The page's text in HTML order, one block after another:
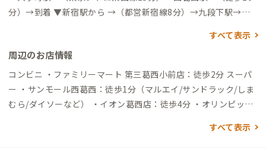
分）→到着 ▼新宿駅から →（都営新宿線8分）→九段下駅→
亀戸駅から →（バス24分）→宇喜田→（徒歩6分）→到着 ▼羽
田空港から →（リムジンバス30分）→葛西駅→（徒歩20分）→
到着 ▼東京ディズニーランド（舞浜駅）から →（電車3分）→
葛西臨海公園駅→（バス16分）→西葛西駅→（徒歩10分）→到
着 →（バス23分）→葛西駅→（徒歩20分）→到着 車でアクセス
すべて表示
周辺のお店情報
コンビニ ・ファミリーマート 第三葛西小前店：徒歩2分 スーパ
ー ・サンモール西葛西：徒歩1分（マルエイ/サンドラック/しま
むら/ダイソーなど） ・イオン葛西店：徒歩4分 ・オリンピッ
すべて表示